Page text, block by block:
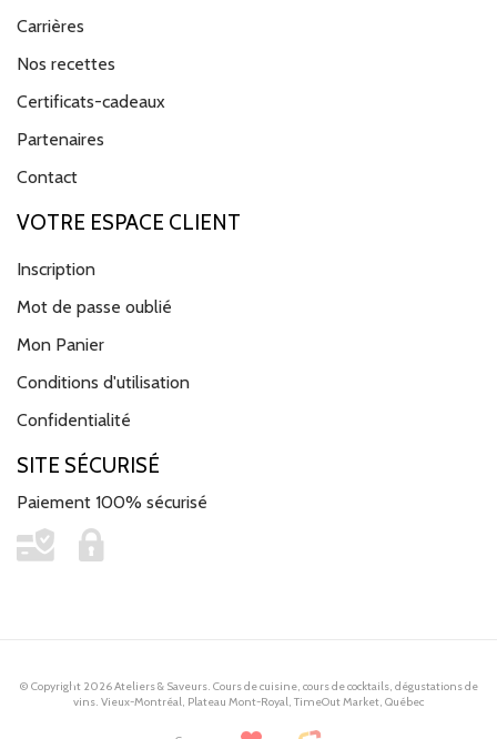
Carrières
Nos recettes
Certificats-cadeaux
Partenaires
Contact
VOTRE ESPACE CLIENT
Inscription
Mot de passe oublié
Mon Panier
Conditions d'utilisation
Confidentialité
SITE SÉCURISÉ
Paiement 100% sécurisé
© Copyright 2026 Ateliers & Saveurs. Cours de cuisine, cours de cocktails, dégustations de
vins. Vieux-Montréal, Plateau Mont-Royal, TimeOut Market, Québec